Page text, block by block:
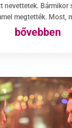
nevettetek. Bármikor
megtették. Most,
bővebben